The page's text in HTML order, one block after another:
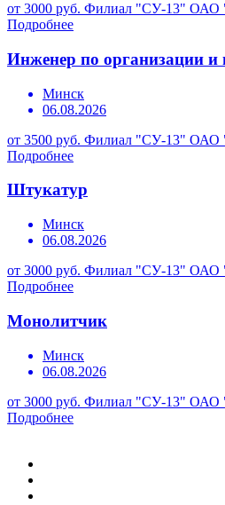
от 3000 руб. Филиал "СУ-13" ОАО
Подробнее
Инженер по организации
Минск
06.08.2026
от 3500 руб. Филиал "СУ-13" ОАО
Подробнее
Штукатур
Минск
06.08.2026
от 3000 руб. Филиал "СУ-13" ОАО
Подробнее
Монолитчик
Минск
06.08.2026
от 3000 руб. Филиал "СУ-13" ОАО
Подробнее